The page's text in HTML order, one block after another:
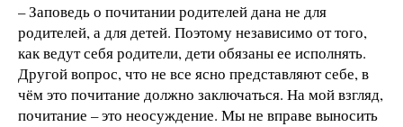
– Заповедь о почитании родителей дана не для
родителей, а для детей. Поэтому независимо от того,
как ведут себя родители, дети обязаны ее исполнять.
Другой вопрос, что не все ясно представляют себе, в
чём это почитание должно заключаться. На мой взгляд,
почитание – это неосуждение. Мы не вправе выносить